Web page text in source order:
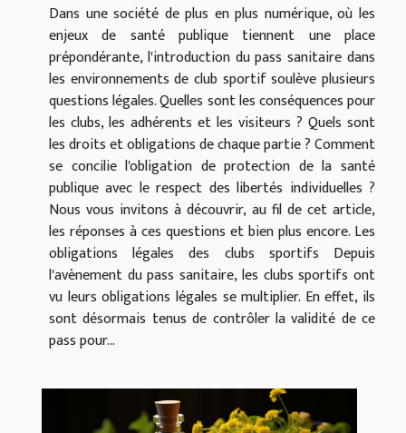
Dans une société de plus en plus numérique, où les
enjeux de santé publique tiennent une place
prépondérante, l'introduction du pass sanitaire dans
les environnements de club sportif soulève plusieurs
questions légales. Quelles sont les conséquences pour
les clubs, les adhérents et les visiteurs ? Quels sont
les droits et obligations de chaque partie ? Comment
se concilie l'obligation de protection de la santé
publique avec le respect des libertés individuelles ?
Nous vous invitons à découvrir, au fil de cet article,
les réponses à ces questions et bien plus encore. Les
obligations légales des clubs sportifs Depuis
l'avènement du pass sanitaire, les clubs sportifs ont
vu leurs obligations légales se multiplier. En effet, ils
sont désormais tenus de contrôler la validité de ce
pass pour...